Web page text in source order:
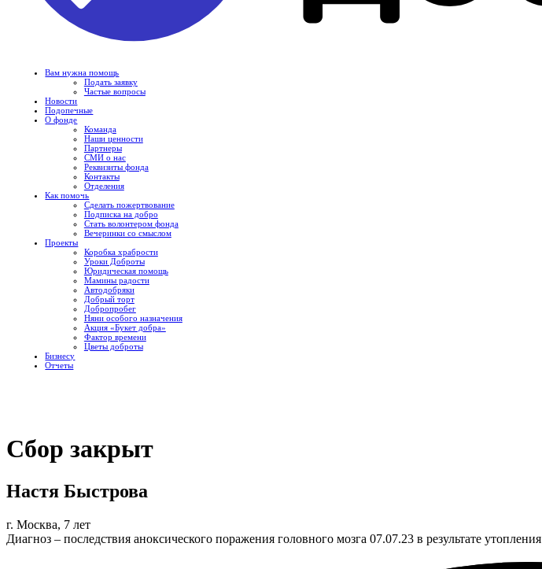
Вам нужна помощь
Подать заявку
Частые вопросы
Новости
Подопечные
О фонде
Команда
Наши ценности
Партнеры
СМИ о нас
Реквизиты фонда
Контакты
Отделения
Как помочь
Сделать пожертвование
Подписка на добро
Стать волонтером фонда
Вечеринки со смыслом
Проекты
Коробка храбрости
Уроки Доброты
Юридическая помощь
Мамины радости
Автодобряки
Добрый торт
Добропробег
Няни особого назначения
Акция «Букет добра»
Фактор времени
Цветы доброты
Бизнесу
Отчеты
Сбор закрыт
Настя Быстрова
г. Москва, 7 лет
Диагноз – последствия аноксического поражения головного мозга 07.07.23 в результате утопления